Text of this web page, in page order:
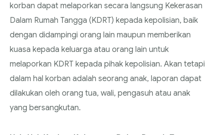
korban dapat melaporkan secara langsung Kekerasan
Dalam Rumah Tangga (KDRT) kepada kepolisian, baik
dengan didampingi orang lain maupun memberikan
kuasa kepada keluarga atau orang lain untuk
melaporkan KDRT kepada pihak kepolisian. Akan tetapi
dalam hal korban adalah seorang anak, laporan dapat
dilakukan oleh orang tua, wali, pengasuh atau anak
yang bersangkutan.